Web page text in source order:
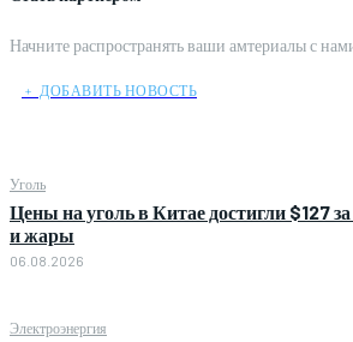
Начните распространять ваши амтериалы с
﹢ ДОБАВИТЬ НОВОСТЬ
Уголь
Цены на уголь в Китае достигли $127
и жары
06.08.2026
Электроэнергия